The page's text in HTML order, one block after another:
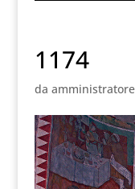
1174
da amministratore